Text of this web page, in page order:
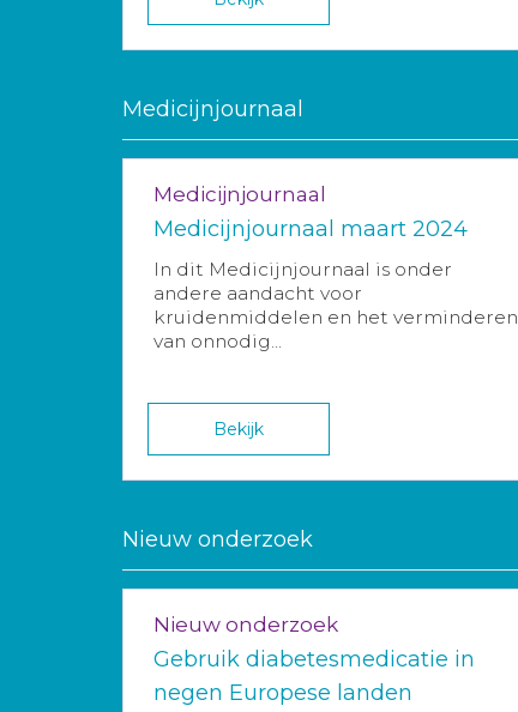
Medicijnjournaal
Medicijnjournaal
Medicijnjournaal maart 2024
In dit Medicijnjournaal is onder
andere aandacht voor
kruidenmiddelen en het verminderen
van onnodig...
Bekijk
Nieuw onderzoek
Nieuw onderzoek
Gebruik diabetesmedicatie in
negen Europese landen